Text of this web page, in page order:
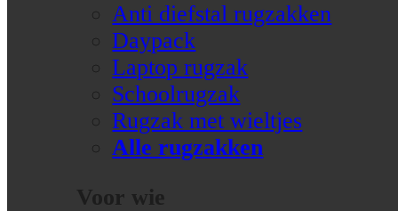
Anti diefstal rugzakken
Daypack
Laptop rugzak
Schoolrugzak
Rugzak met wieltjes
Alle rugzakken
Voor wie